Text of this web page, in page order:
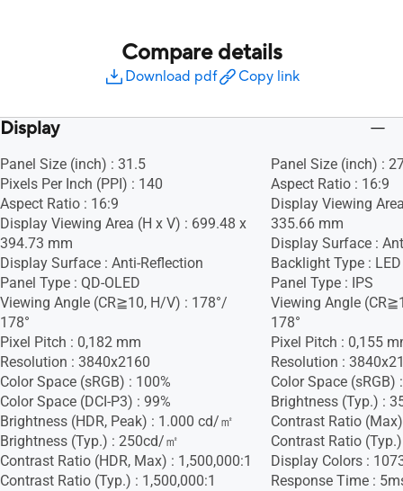
Compare details
Download pdf Copy link
Display
Panel Size (inch) : 31.5
Pixels Per Inch (PPI) : 140
Aspect Ratio : 16:9
Display Viewing Area (H x V) : 699.48 x
394.73 mm
Display Surface : Anti-Reflection
Panel Type : QD-OLED
Viewing Angle (CR≧10, H/V) : 178°/
178°
Pixel Pitch : 0,182 mm
Resolution : 3840x2160
Color Space (sRGB) : 100%
Color Space (DCI-P3) : 99%
Brightness (HDR, Peak) : 1.000 cd/㎡
Brightness (Typ.) : 250cd/㎡
Contrast Ratio (HDR, Max) : 1,500,000:1
Contrast Ratio (Typ.) : 1,500,000:1
Panel Size (inch) :
Aspect Ratio : 16:9
Display Viewing
335.66 mm
Display Surface :
Backlight Type : LED
Panel Type : IPS
Viewing Angle
178°
Pixel Pitch : 0,155
Resolution :
Color Space (sRGB)
Brightness (Typ.) :
Contrast Ratio
Contrast Ratio
Display Colors :
Response Time :